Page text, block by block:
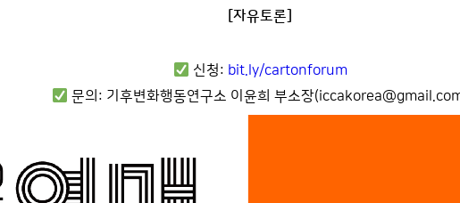
[자유토론]
신청: bit.ly/cartonforum
문의: 기후변화행동연구소 이윤희 부소장